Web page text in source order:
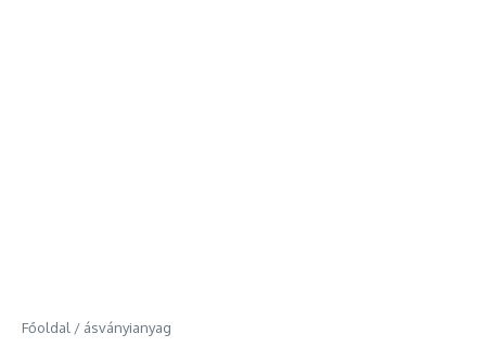
Főoldal / ásványianyag